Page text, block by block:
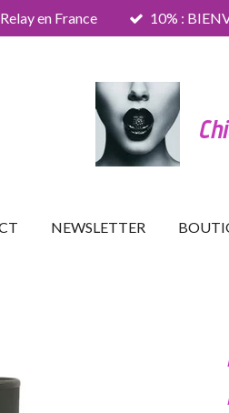
en France 10% :
NEWSLETTER